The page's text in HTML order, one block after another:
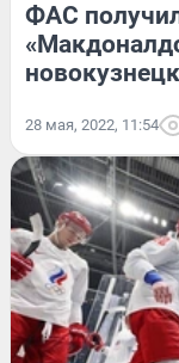
ФАС
28 мая, 2022, 11:54